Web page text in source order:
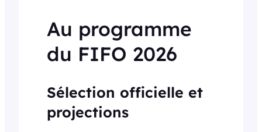
Au programme
du FIFO 2026
Sélection officielle et
projections